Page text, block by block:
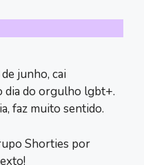
junho, cai
dia do orgulho lgbt+.
faz muito sentido.
Shorties por